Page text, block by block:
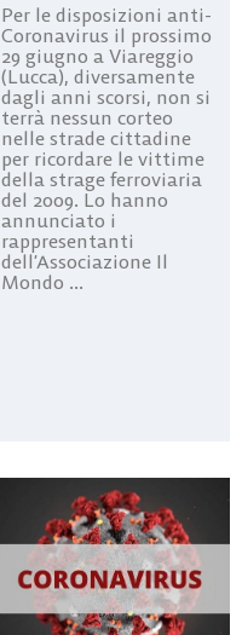
Per le disposizioni anti-
Coronavirus il prossimo
29 giugno a Viareggio
(Lucca), diversamente
dagli anni scorsi, non si
terrà nessun corteo
nelle strade cittadine
per ricordare le vittime
della strage ferroviaria
del 2009. Lo hanno
annunciato i
rappresentanti
dell’Associazione Il
Mondo ...